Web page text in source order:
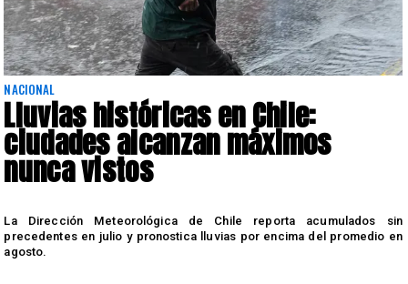
DEPORTES
Presentación de Vozinha en Colo
Colo: Fecha, Estadio y Contrato
camiseta que usará y las cláusulas de su contrato.